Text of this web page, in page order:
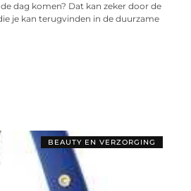
dag komen? Dat kan zeker door de
je kan terugvinden in de duurzame
BEAUTY EN VERZORGING